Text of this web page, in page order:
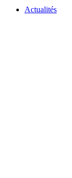
Actualités